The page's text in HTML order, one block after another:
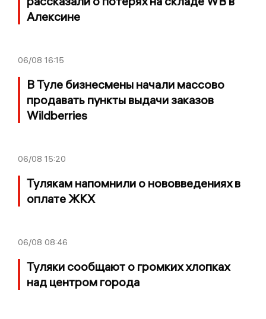
Алексине
06/08 16:15
В Туле бизнесмены начали массово
продавать пункты выдачи заказов
Wildberries
06/08 15:20
Тулякам напомнили о нововведениях в
оплате ЖКХ
06/08 08:46
Туляки сообщают о громких хлопках
над центром города